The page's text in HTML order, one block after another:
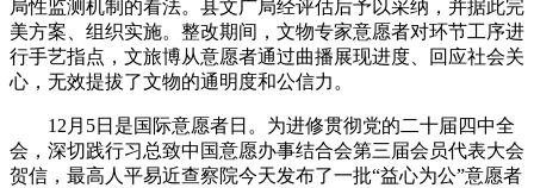
局性监测机制的看法。县文广局经评估后予以采纳，并据此完
美方案、组织实施。整改期间，文物专家意愿者对环节工序进
行手艺指点，文旅博从意愿者通过曲播展现进度、回应社会关
心，无效提拔了文物的通明度和公信力。
12月5日是国际意愿者日。为进修贯彻党的二十届四中全
会，深切践行习总致中国意愿办事结合会第三届会员代表大会
贺信，最高人平易近查察院今天发布了一批“益心为公”意愿者